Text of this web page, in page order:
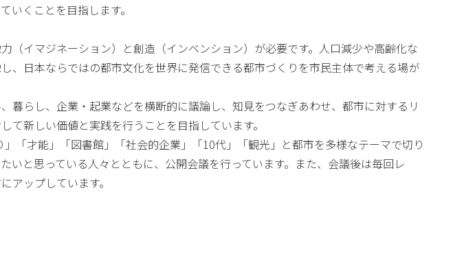
いくことを目指します。
（イマジネーション）と創造（インベンション）が必要です。人口減少や高齢化な
、日本ならではの都市文化を世界に発信できる都市づくりを市民主体で考える場が
暮らし、企業・起業などを横断的に議論し、知見をつなぎあわせ、都市に対するリ
て新しい価値と実践を行うことを目指しています。
「才能」「図書館」「社会的企業」「10代」「観光」と都市を多様なテーマで切り
いと思っている人々とともに、公開会議を行っています。また、会議後は毎回レ
アップしています。